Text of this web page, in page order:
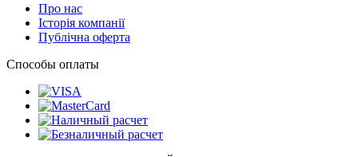
Про нас
Історія компанії
Публічна оферта
Способы оплаты